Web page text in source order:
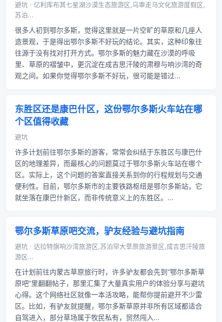
避坑 · 亿利库布其七星湖沙漠生态旅游区,乌审走马文化旅游度假区,
苏泊...
很多人初到鄂尔多斯，觉得这里就是一片空旷的草原和几座人
造景观，于是得出鄂尔多斯不好玩的结论。其实，这种印象往
往源于没有找对打开方式。鄂尔多斯的魅力藏在沙漠的呼吸
里、草原的褶皱中，更沉淀在成吉思汗陵的肃穆与响沙湾的奇
观之间。如果你觉得鄂尔多斯不好玩，很可能是错过...
东胜区还是康巴什区，这份鄂尔多斯火车站在哪
个区值得收藏
避坑
许多计划前往鄂尔多斯的游客，常常会纠结于东胜区与康巴什
区的地理差异，而最核心的问题莫过于鄂尔多斯火车站在哪个
区。实际上，这个问题的答案直接关系到你的行程规划与交通
便利性。目前，鄂尔多斯市的主要铁路枢纽是鄂尔多斯站，它
就坐落在康巴什新区，而非传统意义上的东胜区。...
鄂尔多斯草原吧交流，驴友经验与避坑指南
避坑 · 达拉特旗响沙湾旅游区,苏泊罕大草原旅游景区,成吉思汗陵旅
游区...
在计划前往内蒙古草原旅行时，许多驴友都会先到“鄂尔多斯草
原吧”里翻翻帖子，那里汇集了大量真实用户的体验分享与避坑
心得。这个网络社区就像一本活攻略，能帮你提前避开不少雷
区。比如，有驴友就提醒，鄂尔多斯草原并非所有区域都适合
自驾进入，部分草场属于牧民私有，贸然闯入...